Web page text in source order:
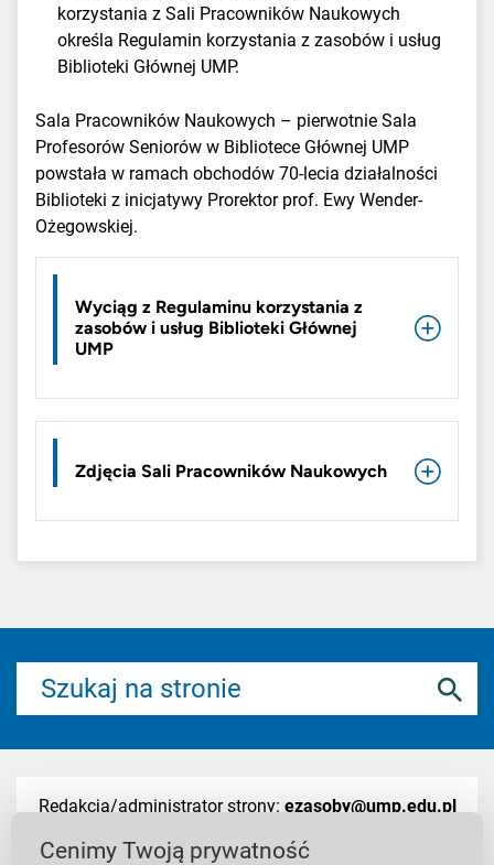
korzystania z Sali Pracowników Naukowych
określa Regulamin korzystania z zasobów i usług
Biblioteki Głównej UMP.
Sala Pracowników Naukowych – pierwotnie Sala
Profesorów Seniorów w Bibliotece Głównej UMP
powstała w ramach obchodów 70-lecia działalności
Biblioteki z inicjatywy Prorektor prof. Ewy Wender-
Ożegowskiej.
Wyciąg z Regulaminu korzystania z
zasobów i usług Biblioteki Głównej
UMP
Zdjęcia Sali Pracowników Naukowych
Redakcja/administrator strony: ezasoby@ump.edu.pl
Cenimy Twoją prywatność